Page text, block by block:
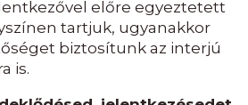
előre egyeztetett
tartjuk, ugyanakkor
biztosítunk az interjú
is.